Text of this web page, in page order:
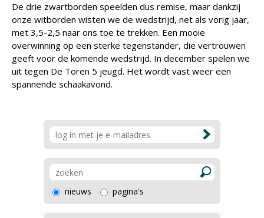
De drie zwartborden speelden dus remise, maar dankzij
onze witborden wisten we de wedstrijd, net als vorig jaar,
met 3,5-2,5 naar ons toe te trekken. Een mooie
overwinning op een sterke tegenstander, die vertrouwen
geeft voor de komende wedstrijd. In december spelen we
uit tegen De Toren 5 jeugd. Het wordt vast weer een
spannende schaakavond.
nieuws pagina's